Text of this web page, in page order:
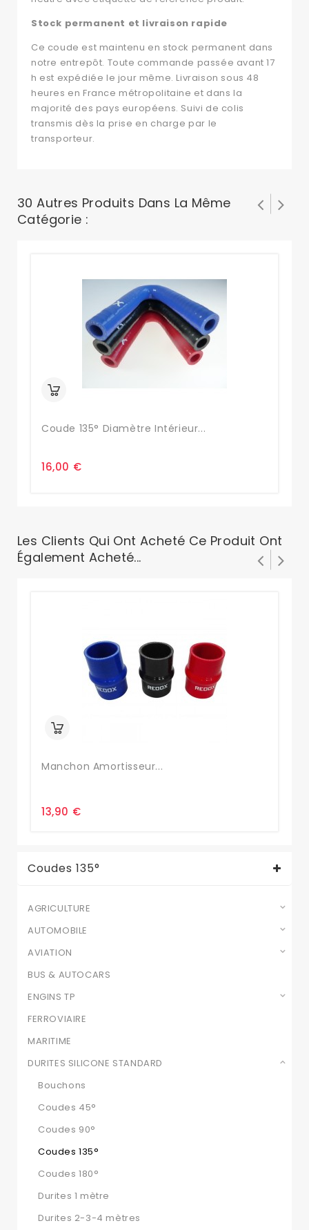
Stock permanent et livraison rapide
Ce coude est maintenu en stock permanent dans
notre entrepôt. Toute commande passée avant 17
h est expédiée le jour même. Livraison sous 48
heures en France métropolitaine et dans la
majorité des pays européens. Suivi de colis
transmis dès la prise en charge par le
transporteur.
30 Autres Produits Dans La Même
Catégorie :
Coude 135° Diamètre Intérieur...
16,00 €
Les Clients Qui Ont Acheté Ce Produit Ont
Également Acheté...
Manchon Amortisseur...
13,90 €
Coudes 135°
AGRICULTURE
AUTOMOBILE
AVIATION
BUS & AUTOCARS
ENGINS TP
FERROVIAIRE
MARITIME
DURITES SILICONE STANDARD
Bouchons
Coudes 45°
Coudes 90°
Coudes 135°
Coudes 180°
Durites 1 mètre
Durites 2-3-4 mètres